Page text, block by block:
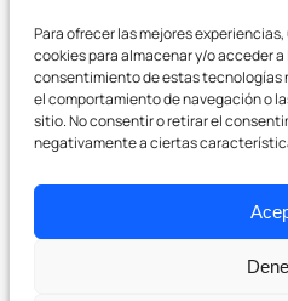
Para ofrecer las mejores
cookies para almacenar y/o acceder
consentimiento de estas tecnologías
el comportamiento de navegación o
sitio. No consentir o retirar el
negativamente a ciertas